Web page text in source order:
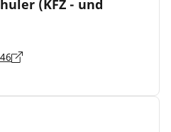
(KFZ - und